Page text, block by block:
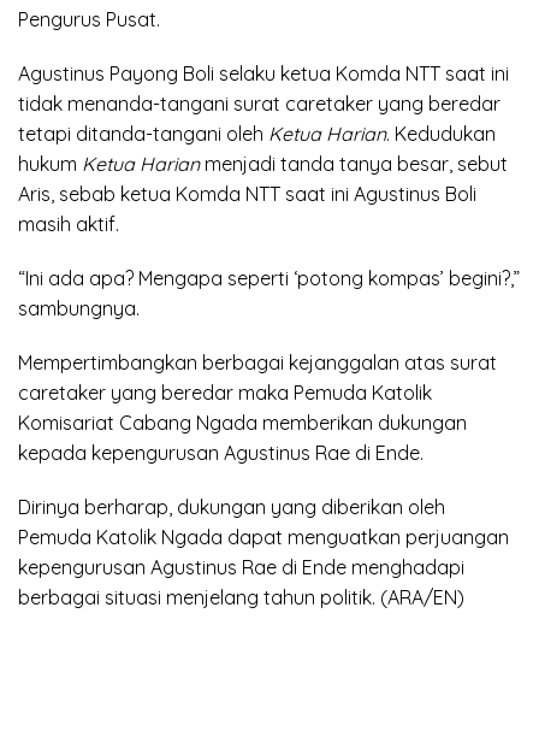
Pengurus Pusat.
Agustinus Payong Boli selaku ketua Komda NTT saat ini
tidak menanda-tangani surat caretaker yang beredar
tetapi ditanda-tangani oleh Ketua Harian. Kedudukan
hukum Ketua Harianmenjadi tanda tanya besar, sebut
Aris, sebab ketua Komda NTT saat ini Agustinus Boli
masih aktif.
“Ini ada apa? Mengapa seperti ‘potong kompas’ begini?,”
sambungnya.
Mempertimbangkan berbagai kejanggalan atas surat
caretaker yang beredar maka Pemuda Katolik
Komisariat Cabang Ngada memberikan dukungan
kepada kepengurusan Agustinus Rae di Ende.
Dirinya berharap, dukungan yang diberikan oleh
Pemuda Katolik Ngada dapat menguatkan perjuangan
kepengurusan Agustinus Rae di Ende menghadapi
berbagai situasi menjelang tahun politik. (ARA/EN)